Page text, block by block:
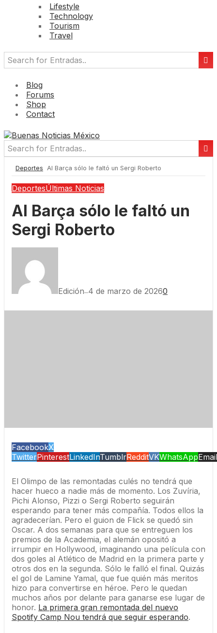
Lifestyle
Technology
Tourism
Travel
Blog
Forums
Shop
Contact
Deportes Al Barça sólo le faltó un Sergi Roberto
DeportesÚltimas Noticias
Al Barça sólo le faltó un
Sergi Roberto
Edición—4 de marzo de 20260
FacebookX
TwitterPinterestLinkedInTumblrRedditVKWhatsAppEmail
El Olimpo de las remontadas culés no tendrá que
hacer hueco a nadie más de momento. Los Zuvíria,
Pichi Alonso, Pizzi o Sergi Roberto seguirán
esperando para tener más compañía. Todos ellos la
agradecerían. Pero el guion de Flick se quedó sin
Oscar. A dos semanas para que se entreguen los
premios de la Academia, el alemán opositó a
irrumpir en Hollywood, imaginando una película con
dos goles al Atlético de Madrid en la primera parte y
otros dos en la segunda. Sólo le falló el final. Quizás
el gol de Lamine Yamal, que fue quién más meritos
hizo para convertirse en héroe. Pero le quedan
muchos años por delante para ganarse ese lugar de
honor. La primera gran remontada del nuevo
Spotify Camp Nou tendrá que seguir esperando.